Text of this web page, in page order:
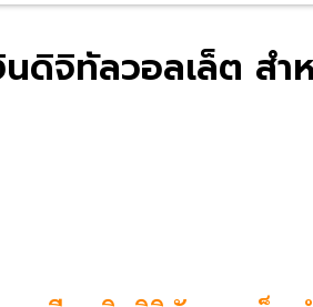
ดิจิทัลวอลเล็ต สำ